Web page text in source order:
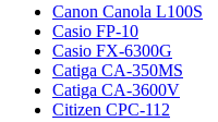
Canon Canola L100S
Casio FP-10
Casio FX-6300G
Catiga CA-350MS
Catiga CA-3600V
Citizen CPC-112